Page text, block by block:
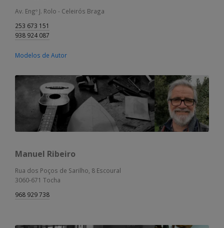
Av. Engº J. Rolo - Celeirós Braga
253 673 151
938 924 087
Modelos de Autor
Manuel Ribeiro
Rua dos Poços de Sarilho, 8 Escoural
3060-671 Tocha
968 929 738